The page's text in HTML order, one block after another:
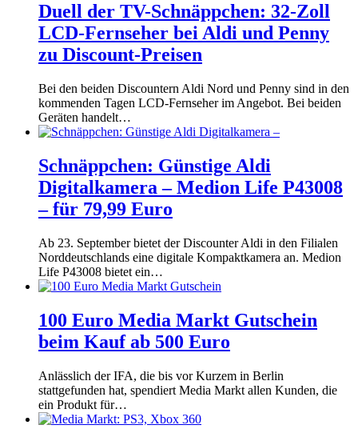
Duell der TV-Schnäppchen: 32-Zoll
LCD-Fernseher bei Aldi und Penny
zu Discount-Preisen
Bei den beiden Discountern Aldi Nord und Penny sind in den
kommenden Tagen LCD-Fernseher im Angebot. Bei beiden
Geräten handelt…
Schnäppchen: Günstige Aldi
Digitalkamera – Medion Life P43008
– für 79,99 Euro
Ab 23. September bietet der Discounter Aldi in den Filialen
Norddeutschlands eine digitale Kompaktkamera an. Medion
Life P43008 bietet ein…
100 Euro Media Markt Gutschein
beim Kauf ab 500 Euro
Anlässlich der IFA, die bis vor Kurzem in Berlin
stattgefunden hat, spendiert Media Markt allen Kunden, die
ein Produkt für…